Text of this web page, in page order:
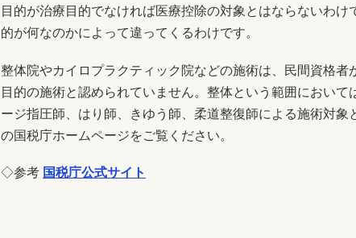
目的が治療目的でなければ医療控除の対象とはならないわけ
的が何なのかによって違ってくるわけです。
整体院やカイロプラクティック院などの施術は、民間資格者
目的の施術と認められていません。整体という範囲におい
ージ指圧師、はり師、きゆう師、柔道整復師による施術対
の国税庁ホームページをご覧ください。
◇参考 国税庁公式サイト